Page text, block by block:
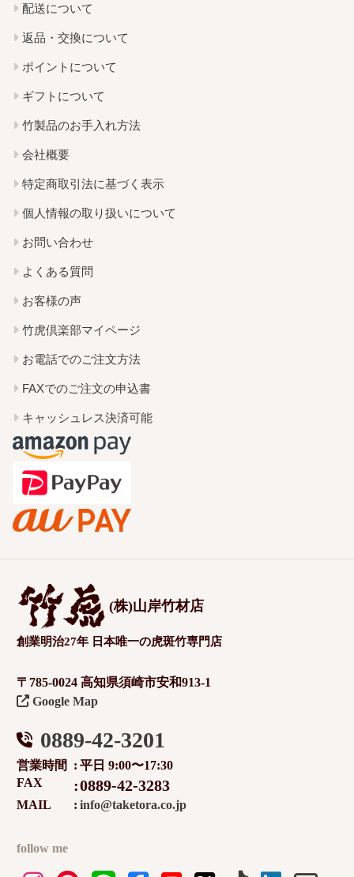
配送について
返品・交換について
ポイントについて
ギフトについて
竹製品のお手入れ方法
会社概要
特定商取引法に基づく表示
個人情報の取り扱いについて
お問い合わせ
よくある質問
お客様の声
竹虎倶楽部マイページ
お電話でのご注文方法
FAXでのご注文の申込書
キャッシュレス決済可能
(株)山岸竹材店
創業明治27年 日本唯一の虎斑竹専門店
〒785-0024 高知県須崎市安和913-1
Google Map
0889-42-3201
営業時間
平日 9:00〜17:30
FAX
0889-42-3283
MAIL info@taketora.co.jp
follow me